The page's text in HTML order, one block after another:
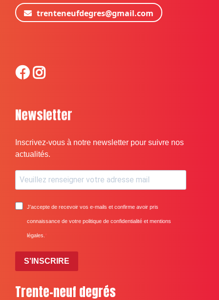
trenteneufdegres@gmail.com
Newsletter
Inscrivez-vous à notre newsletter pour suivre nos
actualités.
J'accepte de recevoir vos e-mails et confirme avoir pris
connaissance de votre politique de confidentialité et mentions
légales.
S'INSCRIRE
Trente-neuf degrés